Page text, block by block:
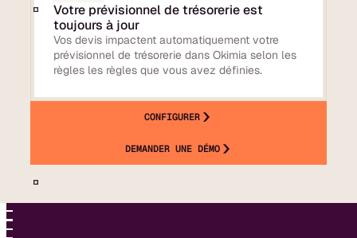
Votre prévisionnel de trésorerie est
toujours à jour
Vos devis impactent automatiquement votre
prévisionnel de trésorerie dans Okimia selon les
règles les règles que vous avez définies.
CONFIGURER
DEMANDER UNE DÉMO